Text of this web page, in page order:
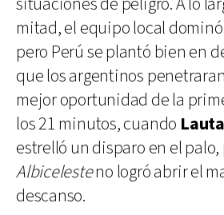
mitad, el equipo local
pero Perú se plantó bien en
que los argentinos
mejor oportunidad de la
los 21 minutos, cuando
estrelló un disparo en el palo,
Albicelesteno logró abrir el
descanso.